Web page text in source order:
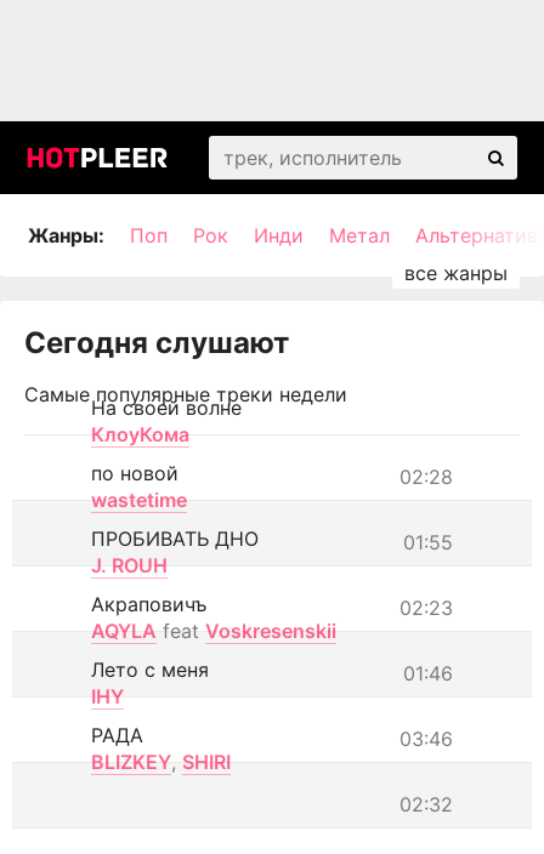
Жанры: Поп Рок Инди Метал
Сегодня слушают
Самые популярные треки недели
На своей волне
КлоуКома
02:28
по новой
wastetime
01:55
ПРОБИВАТЬ ДНО
J. ROUH
02:23
Акраповичъ
AQYLA feat Voskresenskii
01:46
Лето с меня
IHY
03:46
РАДА
BLIZKEY, SHIRI
02:32